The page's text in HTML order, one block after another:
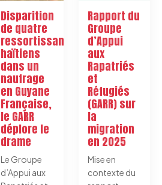
Disparition
de quatre
ressortissants
haïtiens
dans un
naufrage
en Guyane
Française,
le GARR
déplore le
drame
Le Groupe
d’Appui aux
Rapport du
Groupe
d’Appui
aux
Rapatriés
et
Réfugiés
(GARR) sur
la
migration
en 2025
Mise en
contexte du